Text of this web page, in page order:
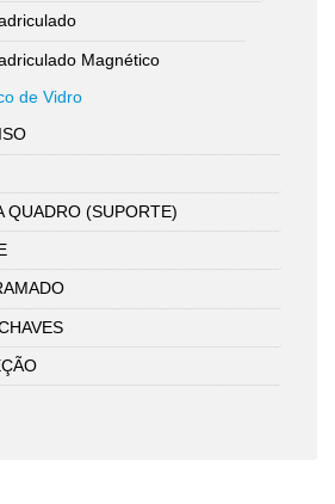
Magnético
de Vidro
QUADRO (SUPORTE)